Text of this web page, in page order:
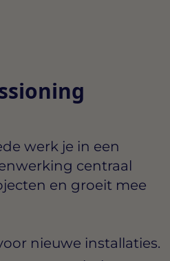
werk je in een
centraal
en groeit mee
nieuwe installaties.